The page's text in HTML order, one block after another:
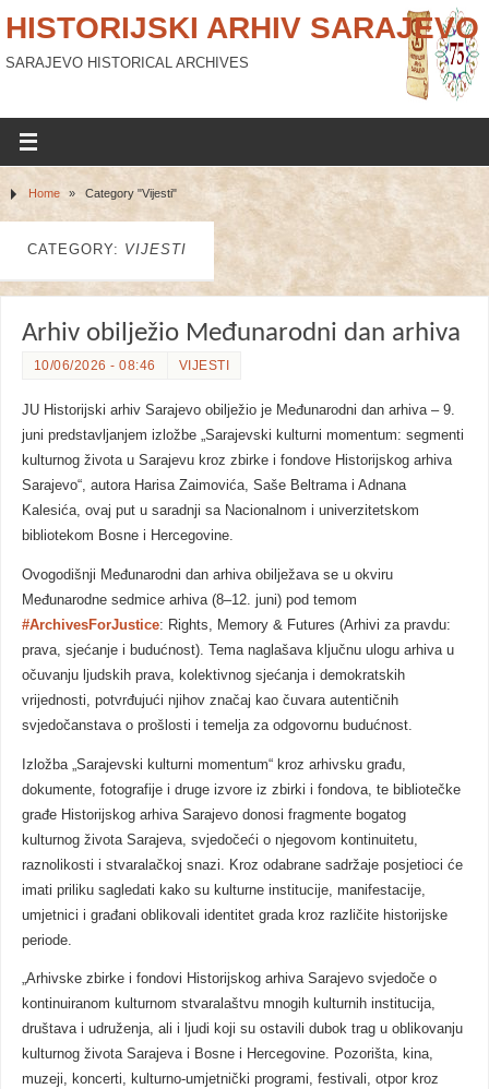
HISTORIJSKI ARHIV SARAJEVO
SARAJEVO HISTORICAL ARCHIVES
Home » Category "Vijesti"
CATEGORY: VIJESTI
Arhiv obilježio Međunarodni dan arhiva
10/06/2026 - 08:46 VIJESTI
JU Historijski arhiv Sarajevo obilježio je Međunarodni dan arhiva – 9.
juni predstavljanjem izložbe „Sarajevski kulturni momentum: segmenti
kulturnog života u Sarajevu kroz zbirke i fondove Historijskog arhiva
Sarajevo“, autora Harisa Zaimovića, Saše Beltrama i Adnana
Kalesića, ovaj put u saradnji sa Nacionalnom i univerzitetskom
bibliotekom Bosne i Hercegovine.
Ovogodišnji Međunarodni dan arhiva obilježava se u okviru
Međunarodne sedmice arhiva (8–12. juni) pod temom
#ArchivesForJustice: Rights, Memory & Futures (Arhivi za pravdu:
prava, sjećanje i budućnost). Tema naglašava ključnu ulogu arhiva u
očuvanju ljudskih prava, kolektivnog sjećanja i demokratskih
vrijednosti, potvrđujući njihov značaj kao čuvara autentičnih
svjedočanstava o prošlosti i temelja za odgovornu budućnost.
Izložba „Sarajevski kulturni momentum“ kroz arhivsku građu,
dokumente, fotografije i druge izvore iz zbirki i fondova, te bibliotečke
građe Historijskog arhiva Sarajevo donosi fragmente bogatog
kulturnog života Sarajeva, svjedočeći o njegovom kontinuitetu,
raznolikosti i stvaralačkoj snazi. Kroz odabrane sadržaje posjetioci će
imati priliku sagledati kako su kulturne institucije, manifestacije,
umjetnici i građani oblikovali identitet grada kroz različite historijske
periode.
„Arhivske zbirke i fondovi Historijskog arhiva Sarajevo svjedoče o
kontinuiranom kulturnom stvaralaštvu mnogih kulturnih institucija,
društava i udruženja, ali i ljudi koji su ostavili dubok trag u oblikovanju
kulturnog života Sarajeva i Bosne i Hercegovine. Pozorišta, kina,
muzeji, koncerti, kulturno-umjetnički programi, festivali, otpor kroz